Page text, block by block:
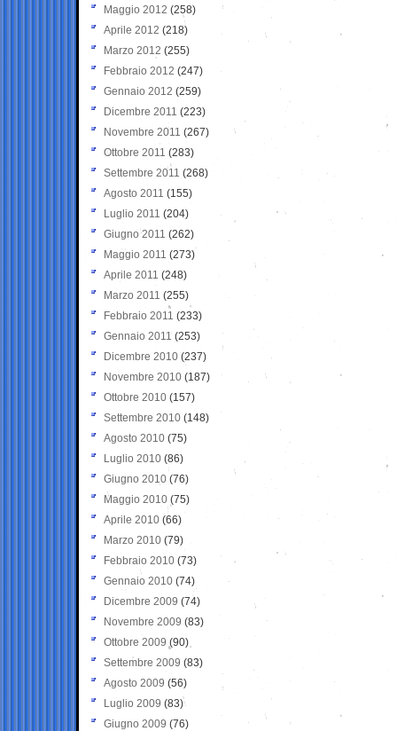
Maggio 2012 (258)
Aprile 2012 (218)
Marzo 2012 (255)
Febbraio 2012 (247)
Gennaio 2012 (259)
Dicembre 2011 (223)
Novembre 2011 (267)
Ottobre 2011 (283)
Settembre 2011 (268)
Agosto 2011 (155)
Luglio 2011 (204)
Giugno 2011 (262)
Maggio 2011 (273)
Aprile 2011 (248)
Marzo 2011 (255)
Febbraio 2011 (233)
Gennaio 2011 (253)
Dicembre 2010 (237)
Novembre 2010 (187)
Ottobre 2010 (157)
Settembre 2010 (148)
Agosto 2010 (75)
Luglio 2010 (86)
Giugno 2010 (76)
Maggio 2010 (75)
Aprile 2010 (66)
Marzo 2010 (79)
Febbraio 2010 (73)
Gennaio 2010 (74)
Dicembre 2009 (74)
Novembre 2009 (83)
Ottobre 2009 (90)
Settembre 2009 (83)
Agosto 2009 (56)
Luglio 2009 (83)
Giugno 2009 (76)